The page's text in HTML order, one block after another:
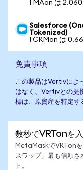
1 MAon は
Salesforce
Tokenized)
1 CRMon は
免責事項
この製品はVertivによ
はなく、Vertivとの提
標は、原資産を特定す
数秒でVRTonを
MetaMaskでVRTonを
スワップ。最も信頼さ
ト。